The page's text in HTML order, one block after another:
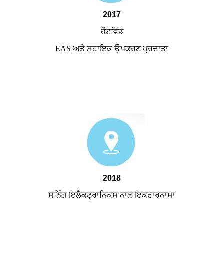
2017
ਹੌਟਵਿੰਡ
EAS ਅਤੇ ਸਹਾਇਕ ਉਪਕਰਣ ਪ੍ਰਦਾਤਾ
2018
ਸਨਿੰਗ ਇਲੈਕਟ੍ਰਾਨਿਕਸ ਨਾਲ ਇਕਰਾਰਨਾਮਾ